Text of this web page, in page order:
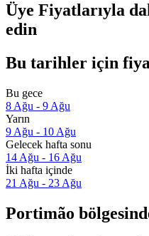
Üye Fiyatlarıyla
edin
Bu tarihler için
Bu gece
8 Ağu - 9 Ağu
Yarın
9 Ağu - 10 Ağu
Gelecek hafta sonu
14 Ağu - 16 Ağu
İki hafta içinde
21 Ağu - 23 Ağu
Portimão